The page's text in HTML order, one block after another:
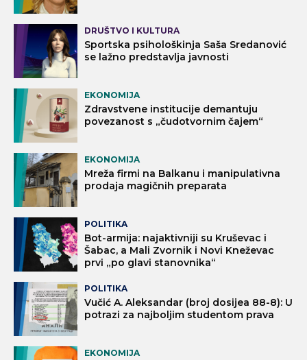
DRUŠTVO I KULTURA
Sportska psihološkinja Saša Sredanović
se lažno predstavlja javnosti
EKONOMIJA
Zdravstvene institucije demantuju
povezanost s „čudotvornim čajem“
EKONOMIJA
Mreža firmi na Balkanu i manipulativna
prodaja magičnih preparata
POLITIKA
Bot-armija: najaktivniji su Kruševac i
Šabac, a Mali Zvornik i Novi Kneževac
prvi „po glavi stanovnika“
POLITIKA
Vučić A. Aleksandar (broj dosijea 88-8): U
potrazi za najboljim studentom prava
EKONOMIJA